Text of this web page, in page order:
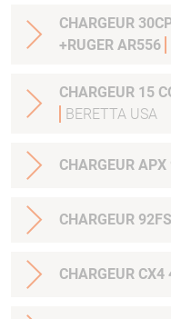
CHARGEUR
+RUGER AR556
CHARGEUR 15
BERETTA USA
CHARGEUR
CHARGEUR CX4